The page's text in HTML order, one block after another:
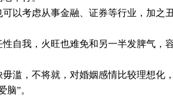
以考虑从事金融、证券等行业，加之
自我，火旺也难免和另一半发脾气，
滥，不将就，对婚姻感情比较理想化
”。